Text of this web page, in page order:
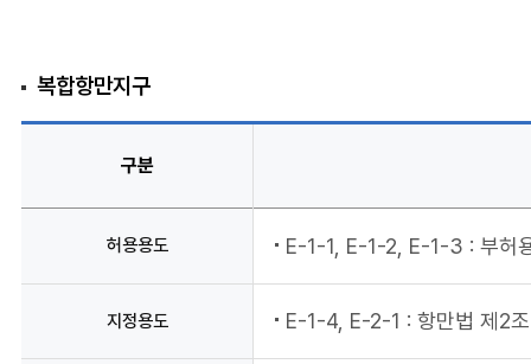
복합항만지구
구분
허용용도 E-1-1, E-1-2, E-1-3 : 부허
지정용도 E-1-4, E-2-1 : 항만법 제2